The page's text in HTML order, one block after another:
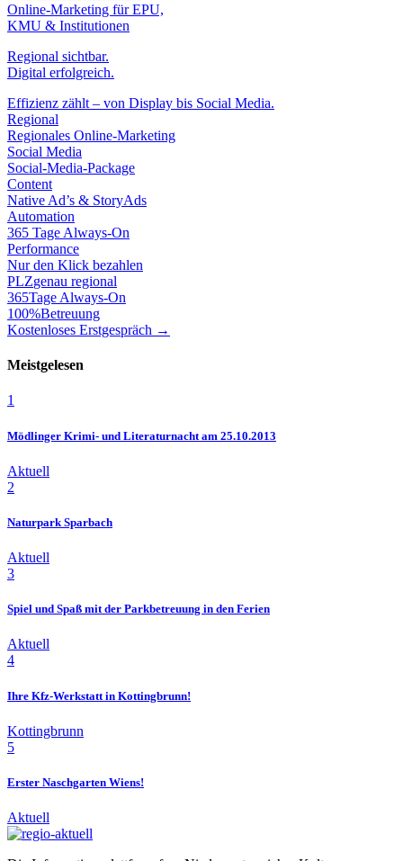
Online-Marketing für EPU,
KMU & Institutionen
Regional sichtbar.
Digital erfolgreich.
Effizienz zählt – von Display bis Social Media.
Regional
Regionales Online-Marketing
Social Media
Social-Media-Package
Content
Native Ad’s & StoryAds
Automation
365 Tage Always-On
Performance
Nur den Klick bezahlen
PLZgenau regional
365Tage Always-On
100%Betreuung
Kostenloses Erstgespräch →
Meistgelesen
1
Mödlinger Krimi- und Literaturnacht am 25.10.2013
Aktuell
2
Naturpark Sparbach
Aktuell
3
Spiel und Spaß mit der Parkbetreuung in den Ferien
Aktuell
4
Ihre Kfz-Werkstatt in Kottingbrunn!
Kottingbrunn
5
Erster Naschgarten Wiens!
Aktuell